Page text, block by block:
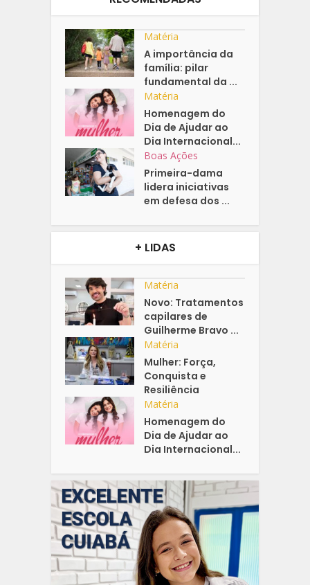
Matéria
A importância da
família: pilar
fundamental da ...
Matéria
Homenagem do
Dia de Ajudar ao
Dia Internacional...
Boas Ações
Primeira-dama
lidera iniciativas
em defesa dos ...
+ LIDAS
Matéria
Novo: Tratamentos
capilares de
Guilherme Bravo ...
Matéria
Mulher: Força,
Conquista e
Resiliência
Matéria
Homenagem do
Dia de Ajudar ao
Dia Internacional...